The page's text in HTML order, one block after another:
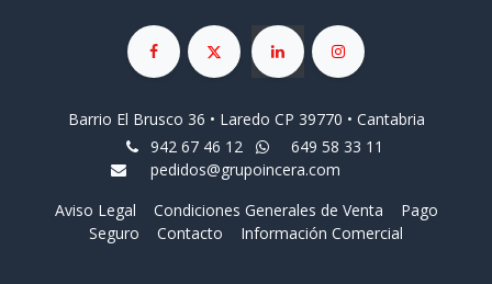
Barrio El Brusco 36 • Laredo CP 39770 • Cantabria
942 67 46 12
649 58 33 11
pedidos@grupoincera.com
Aviso Legal
Condiciones Generales de Venta
Pago
Seguro
Contacto Información Comercial